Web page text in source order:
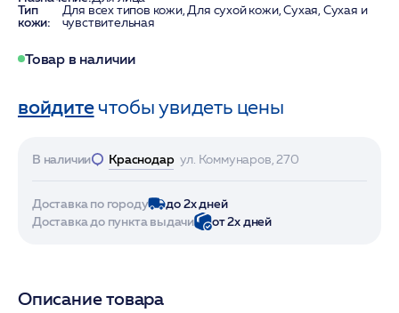
Тип
кожи:
Для всех типов кожи, Для сухой кожи, Сухая, Сухая и
чувствительная
Товар в наличии
войдитечтобы увидеть цены
В наличии Краснодар ул. Коммунаров, 270
Доставка по городу
до 2х дней
Доставка до пункта выдачи
от 2х дней
Описание товара